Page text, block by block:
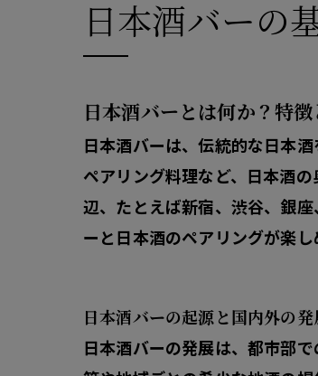
日本酒バーの
日本酒バーとは何か？特
日本酒バーは、伝統的な日本
ペアリング料理など、日本酒
辺、たとえば新宿、渋谷、銀
ーと日本酒のペアリングが楽
日本酒バーの起源と国内外の発
日本酒バーの発展は、都市部